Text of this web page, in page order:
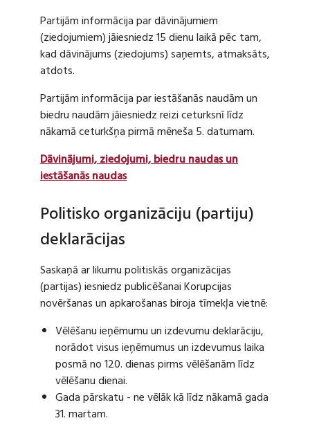
Partijām informācija par dāvinājumiem
(ziedojumiem) jāiesniedz 15 dienu laikā pēc tam,
kad dāvinājums (ziedojums) saņemts, atmaksāts,
atdots.
Partijām informācija par iestāšanās naudām un
biedru naudām jāiesniedz reizi ceturksnī līdz
nākamā ceturkšņa pirmā mēneša 5. datumam.
Dāvinājumi, ziedojumi, biedru naudas un
iestāšanās naudas
Politisko organizāciju (partiju)
deklarācijas
Saskaņā ar likumu politiskās organizācijas
(partijas) iesniedz publicēšanai Korupcijas
novēršanas un apkarošanas biroja tīmekļa vietnē:
Vēlēšanu ieņēmumu un izdevumu deklarāciju,
norādot visus ieņēmumus un izdevumus laika
posmā no 120. dienas pirms vēlēšanām līdz
vēlēšanu dienai.
Gada pārskatu - ne vēlāk kā līdz nākamā gada
31. martam.